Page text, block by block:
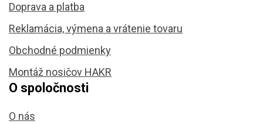
Doprava a platba
Reklamácia, výmena a vrátenie tovaru
Obchodné podmienky
Montáž nosičov HAKR
O spoločnosti
O nás